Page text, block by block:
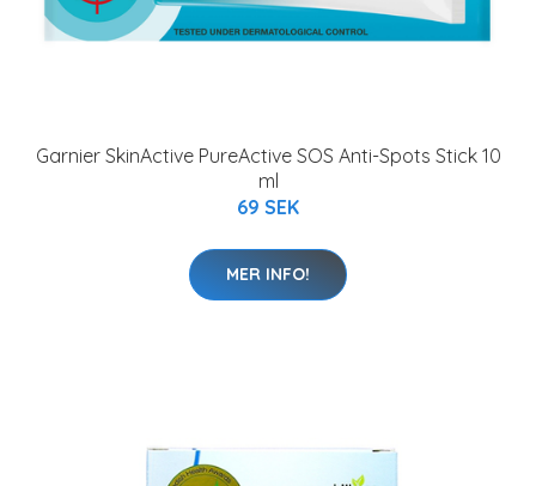
Garnier SkinActive PureActive SOS Anti-Spots Stick 10
ml
69 SEK
MER INFO!